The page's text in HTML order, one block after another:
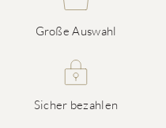
Große Auswahl
Sicher bezahlen